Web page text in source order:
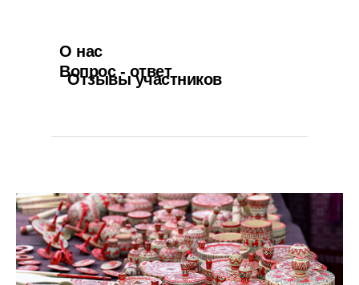
О нас
Вопрос - ответ
Отзывы участников